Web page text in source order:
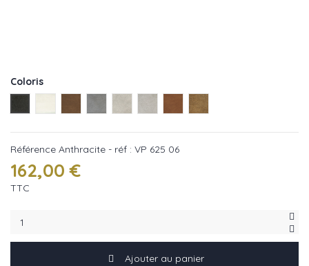
Coloris
Light gray - réf : VP 625 28
Gris clair - réf : VP 625 04
Noisette - réf : VP 625 10
Référence Anthracite - réf : VP 625 06
162,00 €
TTC
Ajouter au panier